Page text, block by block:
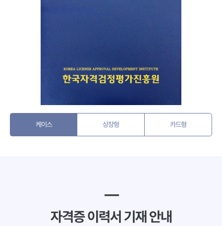
케이스 상장형 카드형
━
자격증 이력서 기재 안내